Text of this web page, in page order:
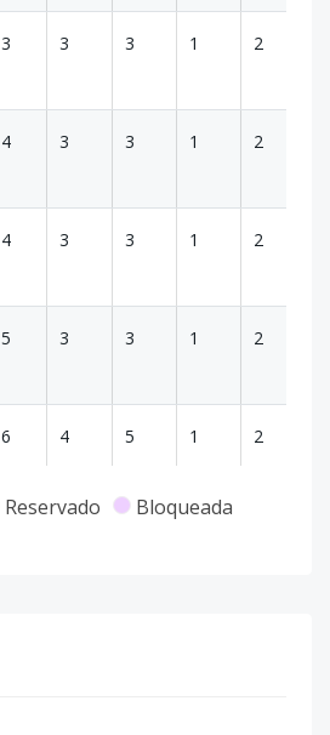
3 3 3 1 2
4 3 3 1 2
4 3 3 1 2
5 3 3 1 2
6 4 5 1 2
Reservado Bloqueada